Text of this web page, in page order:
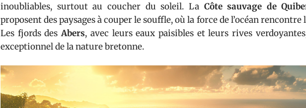
inoubliables, surtout au coucher du soleil. La Côte sauvage de
proposent des paysages à couper le souffle, où la force de l’océan
Les fjords desAbers, avec leurs eaux paisibles et leurs rives
exceptionnel de la nature bretonne.